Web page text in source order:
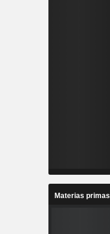
Materias primas